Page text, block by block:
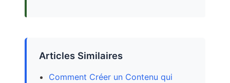
Articles Similaires
Comment Créer un Contenu qui